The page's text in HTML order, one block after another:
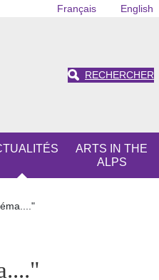
Français English
RECHERCHER
ARTS IN THE
ALPS